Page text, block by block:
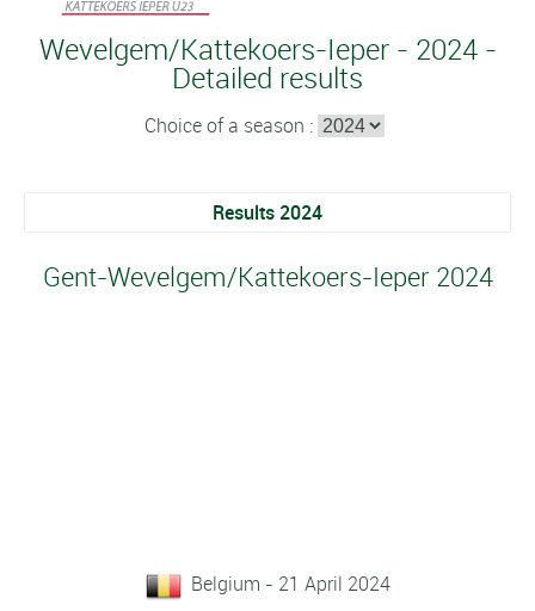
Wevelgem/Kattekoers-Ieper - 2024 -
Detailed results
Choice of a season :
Results 2024
Gent-Wevelgem/Kattekoers-Ieper 2024
Belgium - 21 April 2024